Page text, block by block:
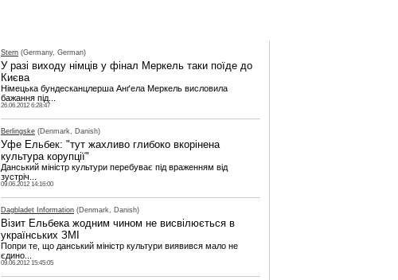
Stern (Germany, German)
У разі виходу німців у фінал Меркель таки поїде до
Києва
Німецька бундесканцлерша Анґела Меркель висловила
бажання під...
26.06.2012 6:28:47
Berlingske (Denmark, Danish)
Уфе Ельбек: "тут жахливо глибоко вкорінена
культура корупції"
Данський міністр культури перебуває під враженням від
зустріч...
09.06.2012 14:16:00
Dagbladet Information (Denmark, Danish)
Візит Ельбека жодним чином не висвілюється в
українських ЗМІ
Попри те, що данський міністр культури виявився мало не
єдино...
09.06.2012 15:45:05